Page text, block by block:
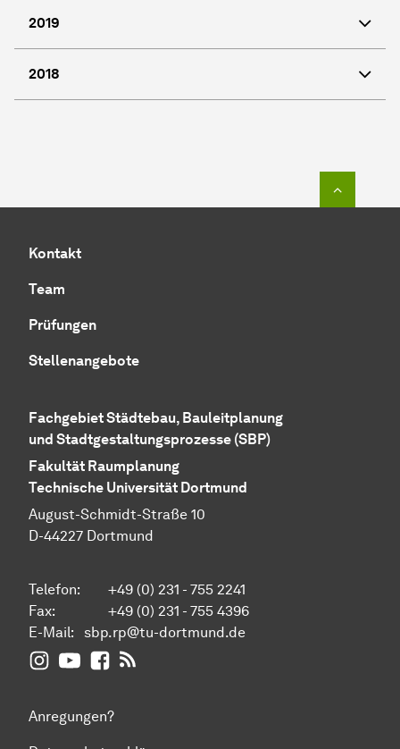
2019
2018
Kontakt
Team
Prüfungen
Stellenangebote
Fachgebiet Städtebau, Bauleitplanung
und Stadtgestaltungsprozesse (SBP)
Fakultät Raumplanung
Technische Universität Dortmund
August-Schmidt-Straße 10
D-44227 Dortmund
Telefon: +49 (0) 231 - 755 2241
Fax: +49 (0) 231 - 755 4396
E-Mail: sbp.rp@tu-dortmund.de
Instagram
YoutubeFacebook
Anregungen?